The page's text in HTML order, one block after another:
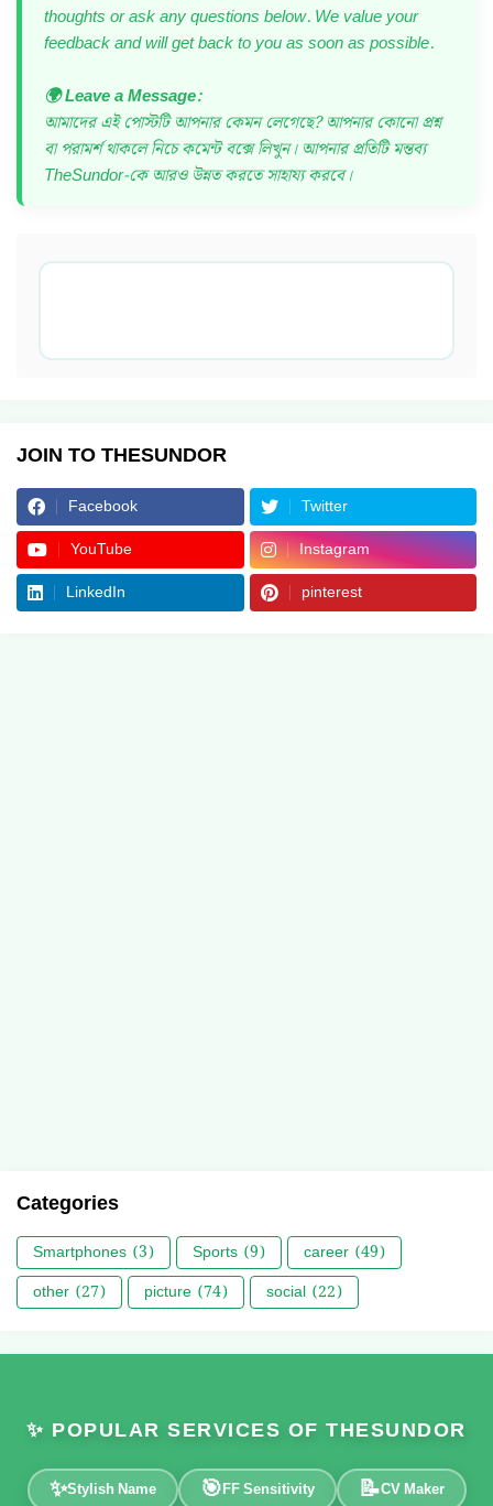
thoughts or ask any questions below. We value your
feedback and will get back to you as soon as possible.
🌍 Leave a Message:
আমাদের এই পোস্টটি আপনার কেমন লেগেছে? আপনার কোনো প্রশ্ন
বা পরামর্শ থাকলে নিচে কমেন্ট বক্সে লিখুন। আপনার প্রতিটি মন্তব্য
TheSundor-কে আরও উন্নত করতে সাহায্য করবে।
JOIN TO THESUNDOR
Facebook
Twitter
YouTube
Instagram
LinkedIn
pinterest
Categories
Smartphones (3) Sports (9) career (49)
other (27) picture (74) social (22)
✨ POPULAR SERVICES OF THESUNDOR
✨Stylish Name 🎯FF Sensitivity 📝CV Maker